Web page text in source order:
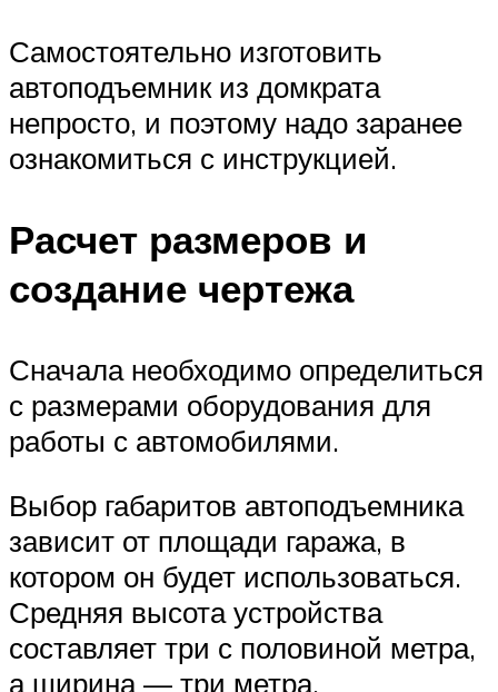
Самостоятельно изготовить
автоподъемник из домкрата
непросто, и поэтому надо заранее
ознакомиться с инструкцией.
Расчет размеров и
создание чертежа
Сначала необходимо определиться
с размерами оборудования для
работы с автомобилями.
Выбор габаритов автоподъемника
зависит от площади гаража, в
котором он будет использоваться.
Средняя высота устройства
составляет три с половиной метра,
а ширина — три метра.